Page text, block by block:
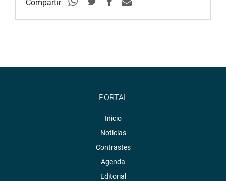
Compartir
PORTAL
Inicio
Noticias
Contrastes
Agenda
Editorial